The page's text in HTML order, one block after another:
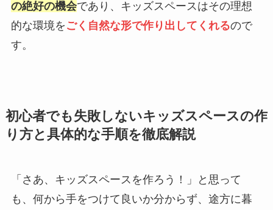
の絶好の機会であり、キッズスペースはその理想
的な環境を ごく自然な形で作り出してくれるので
す。
初心者でも失敗しないキッズスペースの作
り方と具体的な手順を徹底解説
「さあ、キッズスペースを作ろう！」と思って
も、何から手をつけて良いか分からず、途方に暮